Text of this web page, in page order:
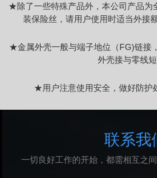
★除了一些特殊产品外，本公司产品为
装保险丝，请用户使用时适当外接
★金属外壳一般与端子地位（FG)链接
外壳接与零线
★用户注意使用安全，做好防护
联系我
一切良好工作的开始，都需相互之